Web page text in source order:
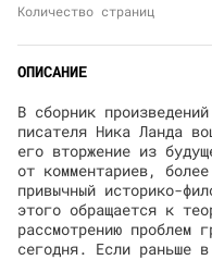
Количество страниц
ОПИСАНИЕ
В сборник
писателя Ника Ланда
его вторжение из
от комментариев,
привычный историко-
этого обращается к
рассмотрению проблем
сегодня. Если раньше